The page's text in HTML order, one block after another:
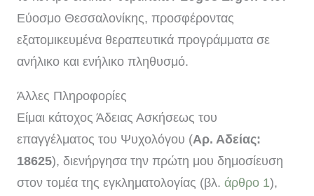
Εύοσμο Θεσσαλονίκης, προσφέροντας
εξατομικευμένα θεραπευτικά προγράμματα σε
ανήλικο και ενήλικο πληθυσμό.
Άλλες Πληροφορίες
Είμαι κάτοχος Άδειας Ασκήσεως του
επαγγέλματος του Ψυχολόγου (Αρ. Αδείας:
18625), διενήργησα την πρώτη μου δημοσίευση
στον τομέα της εγκληματολογίας (βλ. άρθρο 1),